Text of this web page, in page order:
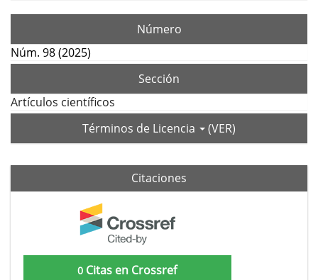
Número
Núm. 98 (2025)
Sección
Artículos científicos
Términos de Licencia
(VER)
Citaciones
0 Citas en Crossref